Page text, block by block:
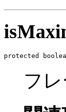
protected
フ